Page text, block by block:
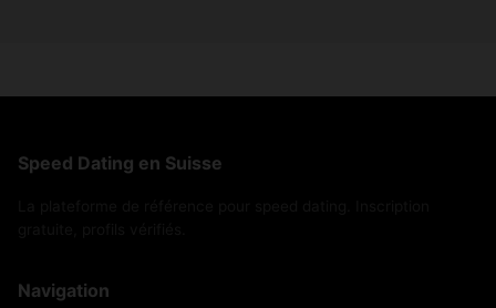
Speed Dating en Suisse
Navigation